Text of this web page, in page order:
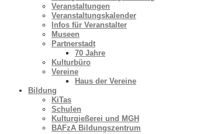
Veranstaltungen
Veranstaltungskalender
Infos für Veranstalter
Museen
Partnerstadt
70 Jahre
Kulturbüro
Vereine
Haus der Vereine
Bildung
KiTas
Schulen
Kulturgießerei und MGH
BAFzA Bildungszentrum